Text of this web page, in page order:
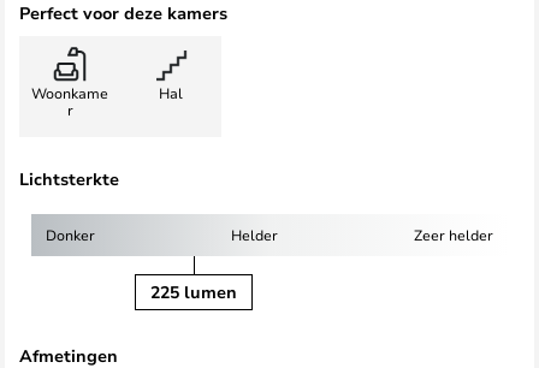
Perfect voor deze kamers
Woonkame
r
Hal
Lichtsterkte
Donker Helder Zeer helder
225 lumen
Afmetingen